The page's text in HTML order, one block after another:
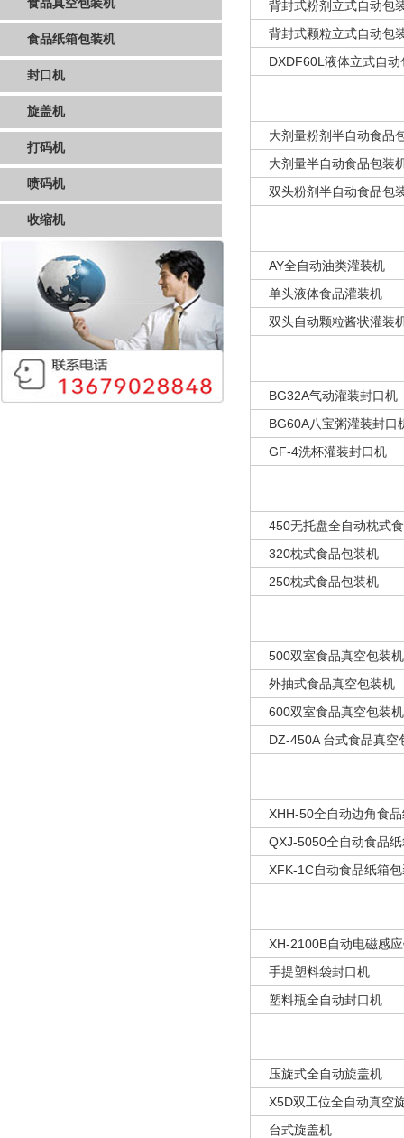
食品纸箱包装机
封口机
旋盖机
打码机
喷码机
收缩机
背封式粉剂立式自动包
背封式颗粒立式自动包
DXDF60L液体立式自动
大剂量粉剂半自动食品
大剂量半自动食品包装
双头粉剂半自动食品包
AY全自动油类灌装机
单头液体食品灌装机
双头自动颗粒酱状灌装
BG32A气动灌装封口机
BG60A八宝粥灌装封口
GF-4洗杯灌装封口机
450无托盘全自动枕式
320枕式食品包装机
250枕式食品包装机
500双室食品真空包装机
外抽式食品真空包装机
600双室食品真空包装机
DZ-450A 台式食品真空
XHH-50全自动边角食
QXJ-5050全自动食品
XFK-1C自动食品纸箱
XH-2100B自动电磁感
手提塑料袋封口机
塑料瓶全自动封口机
压旋式全自动旋盖机
X5D双工位全自动真空
台式旋盖机